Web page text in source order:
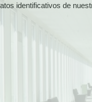
identificativos de